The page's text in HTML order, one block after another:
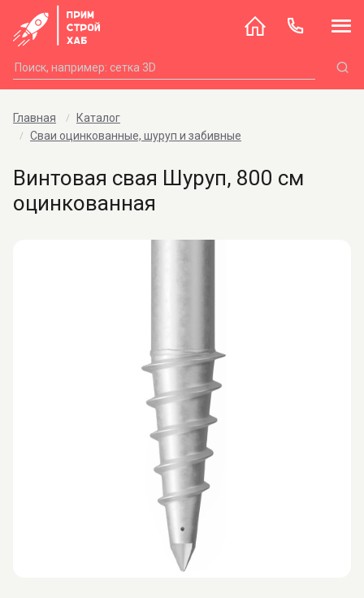
Главная
Каталог
Сваи оцинкованные, шуруп и забивные
Винтовая свая Шуруп, 800 см
оцинкованная